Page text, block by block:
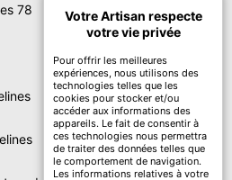
78
Votre Artisan respecte
votre vie privée
Pour offrir les meilleures
expériences, nous utilisons des
technologies telles que les
cookies pour stocker et/ou
accéder aux informations des
appareils. Le fait de consentir à
ces technologies nous permettra
de traiter des données telles que
le comportement de navigation.
Les informations relatives à votre